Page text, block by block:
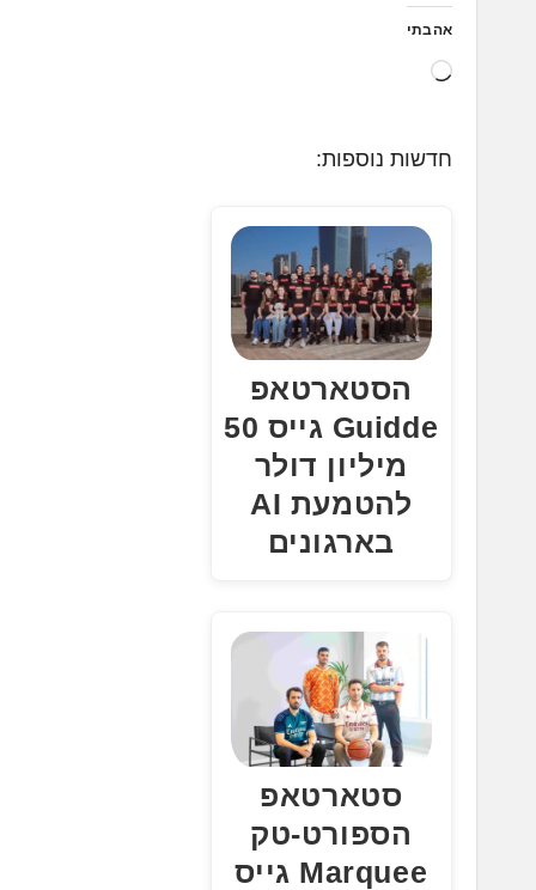
אהבתי
ט
.
.
חדשות נוספות:
הסטארטאפ
Guidde גייס 50
מיליון דולר
להטמעת AI
בארגונים
סטארטאפ
הספורט-טק
Marquee גייס